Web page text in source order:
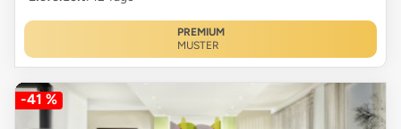
PREMIUM
MUSTER
-41 %